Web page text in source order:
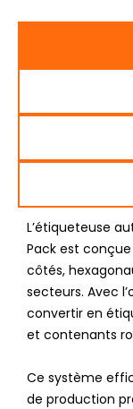
L’étiqueteuse
Pack est
côtés,
secteurs. Avec
convertir en
et contenants
Ce système
de production